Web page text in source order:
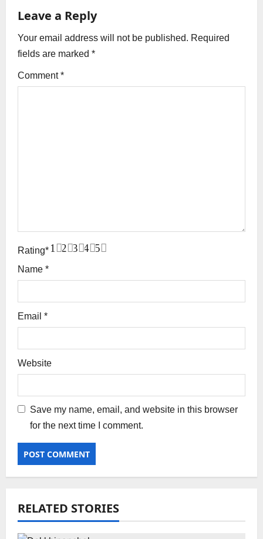
i
o
n
Leave a Reply
Your email address will not be published. Required
fields are marked *
Comment*
Rating* 5
4
3
2
1
Name *
Email *
Website
Save my name, email, and website in this browser
for the next time I comment.
RELATED STORIES